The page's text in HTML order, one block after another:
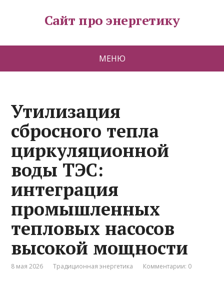
Сайт про энергетику
МЕНЮ
Утилизация
сбросного тепла
циркуляционной
воды ТЭС:
интеграция
промышленных
тепловых насосов
высокой мощности
8 мая 2026 Традиционная энергетика Комментарии: 0